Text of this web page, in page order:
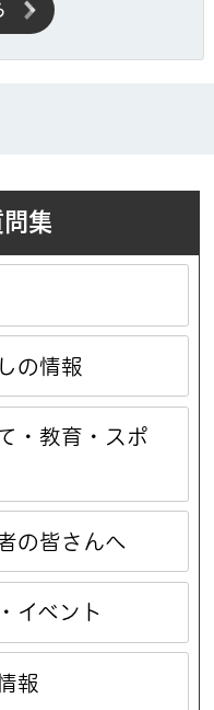
集
の情報
・教育・スポ
の皆さんへ
イベント
報